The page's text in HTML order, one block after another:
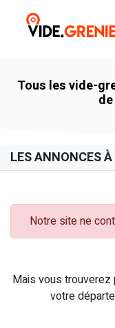
Tous les vide-
LES ANNONCES
Notre site ne
Mais vous trouverez
votre